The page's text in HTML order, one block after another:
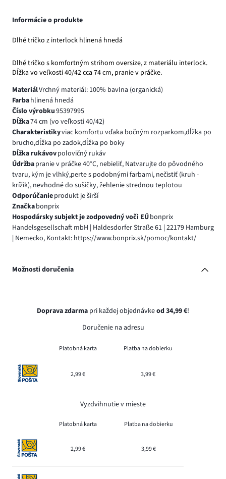
Informácie o produkte
Dlhé tričko z interlock hlinená hnedá
Dlhé tričko s komfortným strihom oversize, z materiálu interlock.
Dĺžka vo veľkosti 40/42 cca 74 cm, pranie v práčke.
MateriálVrchný materiál: 100% bavlna (organická)
Farbahlinená hnedá
Číslo výrobku95397995
Dĺžka74 cm (vo veľkosti 40/42)
Charakteristikyviac komfortu vďaka bočným rozparkom,dĺžka po
brucho,dĺžka po zadok,dĺžka po boky
Dĺžka rukávovpolovičný rukáv
Údržbapranie v práčke 40°C, nebieliť, Natvarujte do pôvodného
tvaru, kým je vlhký,perte s podobnými farbami, nečistiť (kruh -
krížik), nevhodné do sušičky, žehlenie strednou teplotou
Odporúčanieprodukt je širší
Značkabonprix
Hospodársky subjekt je zodpovedný voči EÚbonprix
Handelsgesellschaft mbH | Haldesdorfer Straße 61 | 22179 Hamburg
| Nemecko, Kontakt: https://www.bonprix.sk/pomoc/kontakt/
Možnosti doručenia
Doprava zdarma pri každej objednávkeod 34,99 €!
Doručenie na adresu
Platobná karta Platba na dobierku
2,99 € 3,99 €
Vyzdvihnutie v mieste
Platobná karta Platba na dobierku
2,99 € 3,99 €